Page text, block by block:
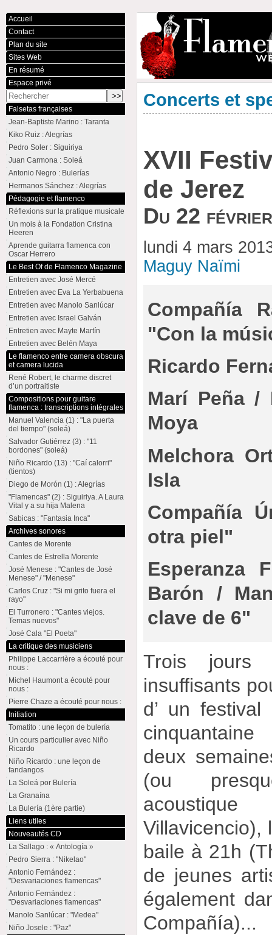
Concerts et
XVII
de Jerez
Du 22
lundi 4 mars
Maguy Naïmi
Compañía
"Con la
Ricardo
Marí Peña /
Moya
Melchora
Isla
Compañía
otra piel"
Esperanza
Barón /
clave de 6"
Trois jours
insuffisants
d’ un
deux
(ou
Villavicencio),
baile à 21h
de jeunes
également
Compañía)...
Accueil
Contact
Plan du site
Sites Web
En résumé
Espace privé
Falsetas françaises
Jean-Baptiste Marino : Taranta
Kiko Ruiz : Alegrías
Pedro Soler : Siguiriya
Juan Carmona : Soleá
Antonio Negro : Bulerías
Hermanos Sánchez : Alegrías
Pédagogie et flamenco
Réflexions sur la pratique musicale
Un mois à la Fondation Cristina
Heeren
Aprende guitarra flamenca con
Oscar Herrero
Le Best Of de Flamenco Magazine
Entretien avec José Mercé
Entretien avec Eva La Yerbabuena
Entretien avec Manolo Sanlúcar
Entretien avec Israel Galván
Entretien avec Mayte Martín
Entretien avec Belén Maya
Le flamenco entre camera obscura
et camera lucida
René Robert, le charme discret
d’un portraitiste
Compositions pour guitare
flamenca : transcriptions intégrales
Manuel Valencia (1) : "La puerta
del tiempo" (soleá)
Salvador Gutiérrez (3) : "11
bordones" (soleá)
Niño Ricardo (13) : "Caí calorri"
(tientos)
Diego de Morón (1) : Alegrías
"Flamencas" (2) : Siguiriya. A Laura
Vital y a su hija Malena
Sabicas : "Fantasia Inca"
Archives sonores
Cantes de Morente
Cantes de Estrella Morente
José Menese : "Cantes de José
Menese" / "Menese"
Carlos Cruz : "Si mi grito fuera el
rayo"
El Turronero : "Cantes viejos.
Temas nuevos"
José Cala "El Poeta"
La critique des musiciens
Philippe Laccarrière a écouté pour
nous :
Michel Haumont a écouté pour
nous :
Pierre Chaze a écouté pour nous :
Initiation
Tomatito : une leçon de bulería
Un cours particulier avec Niño
Ricardo
Niño Ricardo : une leçon de
fandangos
La Soleá por Bulería
La Granaína
La Bulería (1ère partie)
Liens utiles
Nouveautés CD
La Sallago : « Antología »
Pedro Sierra : "Nikelao"
Antonio Fernández :
"Desvariaciones flamencas"
Antonio Fernández :
"Desvariaciones flamencas"
Manolo Sanlúcar : "Medea"
Niño Josele : "Paz"